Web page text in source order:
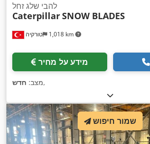
טורקיה 1,018 km
להבי שלג זחל
CaterpillarSNOW BLADES
מידע על מחיר
מצב: חדש ,
שמור חיפוש